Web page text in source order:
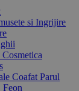
si Ingrijire
Coafat Parul
Feon